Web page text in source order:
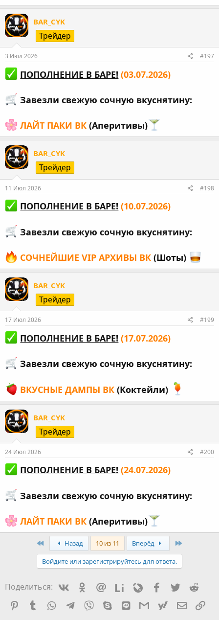
BAR_CYK
Трейдер
3 Июл 2026 #197
ПОПОЛНЕНИЕ В БАРЕ! (03.07.2026)
Завезли свежую сочную вкуснятину:
ЛАЙТ ПАКИ ВК (Аперитивы)
BAR_CYK
Трейдер
11 Июл 2026 #198
ПОПОЛНЕНИЕ В БАРЕ! (10.07.2026)
Завезли свежую сочную вкуснятину:
СОЧНЕЙШИЕ VIP АРХИВЫ ВК (Шоты)
BAR_CYK
Трейдер
17 Июл 2026 #199
ПОПОЛНЕНИЕ В БАРЕ! (17.07.2026)
Завезли свежую сочную вкуснятину:
ВКУСНЫЕ ДАМПЫ ВК (Коктейли)
BAR_CYK
Трейдер
24 Июл 2026 #200
ПОПОЛНЕНИЕ В БАРЕ! (24.07.2026)
Завезли свежую сочную вкуснятину:
ЛАЙТ ПАКИ ВК (Аперитивы)
Назад 10 из 11 Вперёд
Войдите или зарегистрируйтесь для ответа.
Поделиться: VkontakteOdnoklassniki
Mail.ruLiveinternetLivejournalFacebook
Twitter
Pinterest
Tumblr WhatsAppTelegram
Viber Skype LineGmailyahoomail